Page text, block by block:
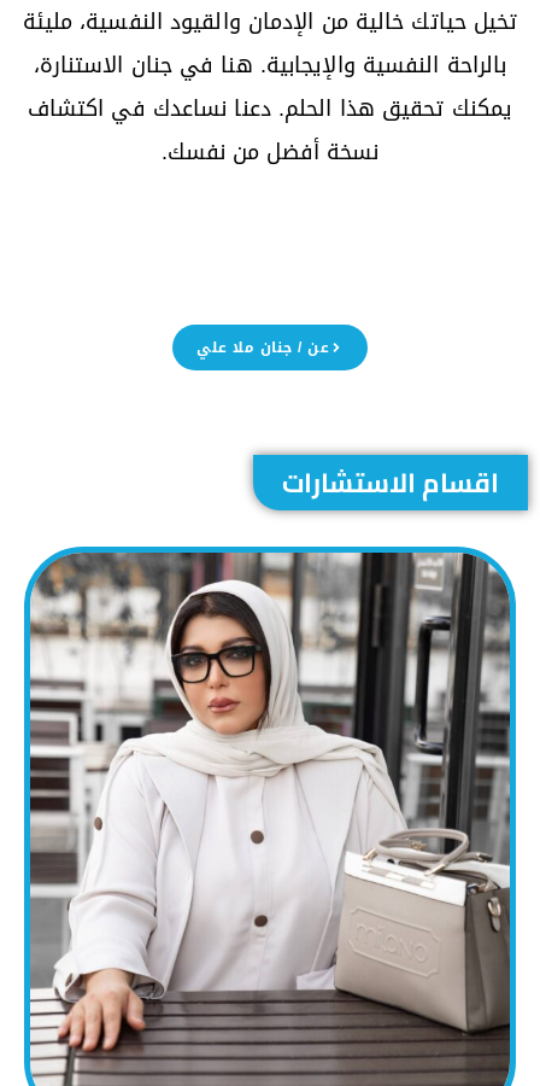
تخيل حياتك خالية من الإدمان والقيود النفسية، مليئة
بالراحة النفسية والإيجابية. هنا في جنان الاستنارة،
يمكنك تحقيق هذا الحلم. دعنا نساعدك في اكتشاف
نسخة أفضل من نفسك.
عن / جنان ملا علي
اقسام الاستشارات